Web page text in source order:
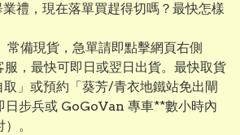
禮，現在落單買趕得切嗎？最快怎樣
常備現貨，急單請即點擊網頁右側
，最快可即日或翌日出貨。最快取貨
」或預約「葵芳/青衣地鐵站免出閘
日步兵或 GoGoVan 專車**數小時內
）。